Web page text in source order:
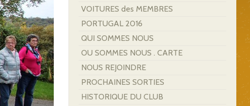
VOITURES des MEMBRES
PORTUGAL 2016
QUI SOMMES NOUS
OU SOMMES NOUS . CARTE
NOUS REJOINDRE
PROCHAINES SORTIES
HISTORIQUE DU CLUB